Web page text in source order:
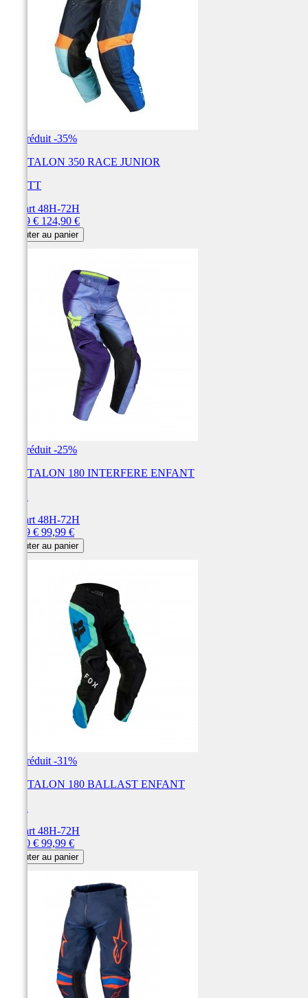
Prix réduit -35%
PANTALON 350 RACE JUNIOR
SCOTT
Départ 48H-72H
81,19 € Prix
de
base
124,90 €
Ajouter au panier
Prix réduit -25%
PANTALON 180 INTERFERE ENFANT
Départ 48H-72H
74,99 € Prix
de
base
99,99 €
Ajouter au panier
Prix réduit -31%
PANTALON 180 BALLAST ENFANT
Départ 48H-72H
69,00 € Prix
de
base
99,99 €
Ajouter au panier